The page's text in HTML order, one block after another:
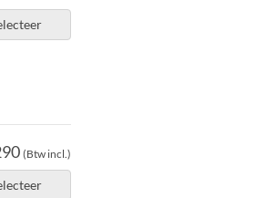
(Btw incl.)